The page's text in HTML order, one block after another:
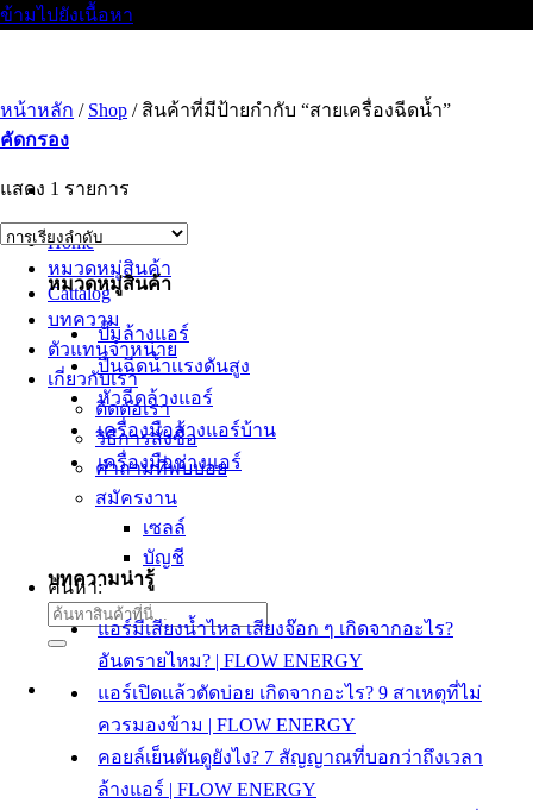
ข้ามไปยังเนื้อหา
Home
หมวดหมู่สินค้า
Cattalog
บทความ
ตัวแทนจำหน่าย
เกี่ยวกับเรา
ติดต่อเรา
วิธีการสั่งซื้อ
คำถามที่พบบ่อย
สมัครงาน
เซลล์
บัญชี
ค้นหา:
หน้าหลัก / Shop /สินค้าที่มีป้ายกำกับ “สายเครื่องฉีดน้ำ”
คัดกรอง
แสดง 1 รายการ
หมวดหมู่สินค้า
ปั๊มล้างแอร์
ปืนฉีดน้ำเเรงดันสูง
หัวฉีดล้างแอร์
เครื่องมือล้างแอร์บ้าน
เครื่องมือช่างแอร์
บทความน่ารู้
แอร์มีเสียงน้ำไหล เสียงจ๊อก ๆ เกิดจากอะไร?
อันตรายไหม? | FLOW ENERGY
แอร์เปิดแล้วตัดบ่อย เกิดจากอะไร? 9 สาเหตุที่ไม่
ควรมองข้าม | FLOW ENERGY
คอยล์เย็นตันดูยังไง? 7 สัญญาณที่บอกว่าถึงเวลา
ล้างแอร์ | FLOW ENERGY